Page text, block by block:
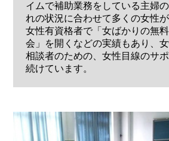
イムで補助業務をしている主婦
れの状況に合わせて多くの女性が
女性有資格者で「女ばかりの無
会」を開くなどの実績もあり、
相談者のための、女性目線のサ
続けています。